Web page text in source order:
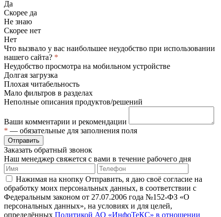
Да
Скорее да
Не знаю
Скорее нет
Нет
Что вызвало у вас наибольшее неудобство при использовании
нашего сайта? *
Неудобство просмотра на мобильном устройстве
Долгая загрузка
Плохая читабельность
Мало фильтров в разделах
Неполные описания продуктов/решений
Ваши комментарии и рекомендации
* — обязательные для заполнения поля
Отправить
Заказать обратный звонок
Наш менеджер свяжется с вами в течение рабочего дня
Нажимая на кнопку Отправить, я даю своё согласие на
обработку моих персональных данных, в соответствии с
Федеральным законом от 27.07.2006 года №152-ФЗ «О
персональных данных», на условиях и для целей,
определённых Политикой АО «ИнфоТеКС» в отношении